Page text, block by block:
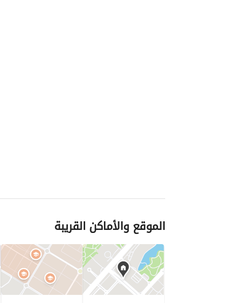
الموقع والأماكن القريبة